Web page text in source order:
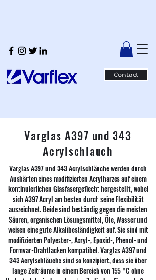
Contact
Varglas A397 und 343
Acrylschlauch
Varglas A397 und 343 Acrylschläuche werden durch
Aushärten eines modifizierten Acrylharzes auf einem
kontinuierlichen Glasfasergeflecht hergestellt, wobei
sich A397 Acryl am besten durch seine Flexibilität
auszeichnet. Beide sind beständig gegen die meisten
Säuren, organischen Lösungsmittel, Öle, Wasser und
weisen eine gute Alkalibeständigkeit auf. Sie sind mit
modifizierten Polyester-, Acryl-, Epoxid-, Phenol- und
Formvar-Drahtlacken kompatibel. Varglas A397 und
343 Acrylschläuche sind so konzipiert, dass sie über
lange Zeiträume in einem Bereich von 155 °C ohne